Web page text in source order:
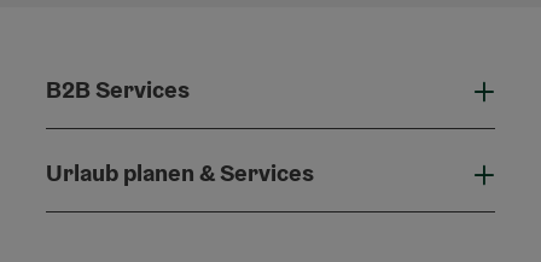
B2B Services
Urlaub planen & Services